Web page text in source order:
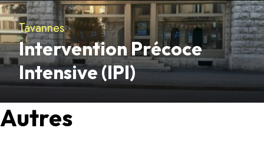
Découvrir
Tavannes
Intervention Précoce
Intensive (IPI)
Découvrir
Autres